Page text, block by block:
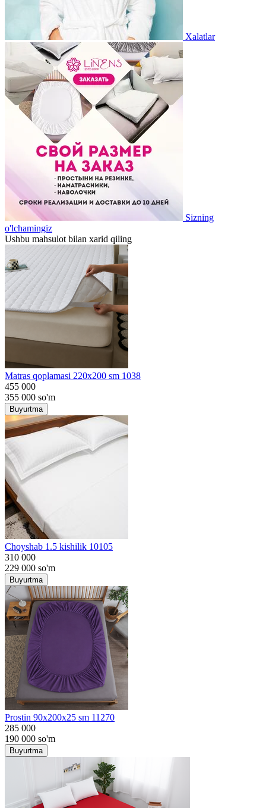
Xalatlar
Sizning
o'lchamingiz
Ushbu mahsulot bilan xarid qiling
Matras qoplamasi 220x200 sm 1038
455 000
355 000 so'm
Buyurtma
Choyshab 1.5 kishilik 10105
310 000
229 000 so'm
Buyurtma
Prostin 90x200x25 sm 11270
285 000
190 000 so'm
Buyurtma